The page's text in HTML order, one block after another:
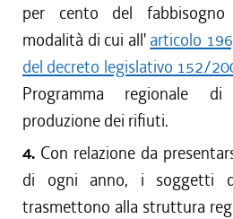
per cento del
modalità di cui all' articolo
del decreto legislativo 152/
Programma regionale di
produzione dei rifiuti.
4. Con relazione da
di ogni anno, i soggetti
trasmettono alla struttura